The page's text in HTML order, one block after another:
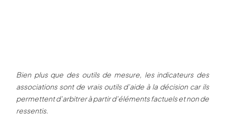
Bien plus que des outils de mesure, les indicateurs des
associations sont de vrais outils d’aide à la décision car ils
permettent d’arbitrer à partir d’éléments factuels et non de
ressentis.